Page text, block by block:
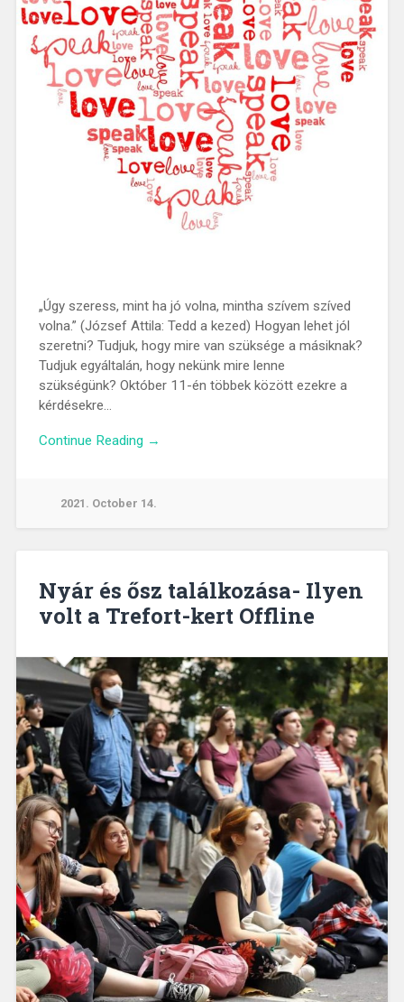
„Úgy szeress, mint ha jó volna, mintha szívem szíved
volna.” (József Attila: Tedd a kezed) Hogyan lehet jól
szeretni? Tudjuk, hogy mire van szüksége a másiknak?
Tudjuk egyáltalán, hogy nekünk mire lenne
szükségünk? Október 11-én többek között ezekre a
kérdésekre…
Continue Reading →
2021. October 14.
Nyár és ősz találkozása- Ilyen
volt a Trefort-kert Offline